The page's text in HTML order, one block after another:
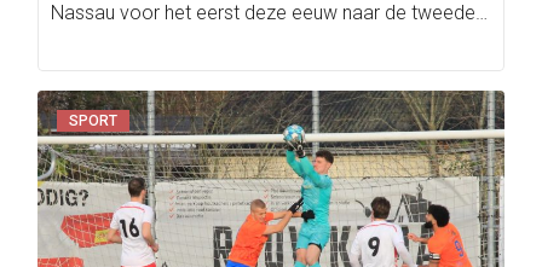
Nassau voor het eerst deze eeuw naar de tweede…
SPORT